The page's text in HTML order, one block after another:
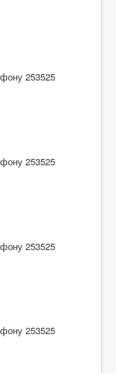
253525
253525
253525
253525